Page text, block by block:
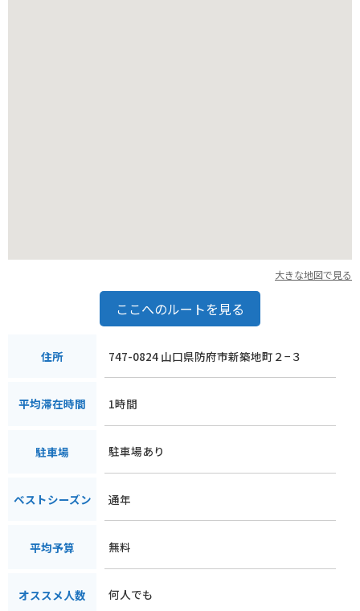
大きな地図で見る
ここへのルートを見る
住所 747-0824 山口県防府市新築地町２−３
平均滞在時間 1時間
駐車場 駐車場あり
ベストシーズン 通年
平均予算 無料
オススメ人数 何人でも